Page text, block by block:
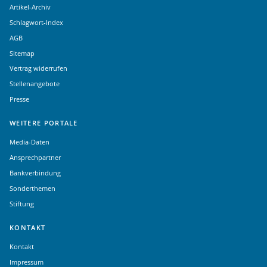
Artikel-Archiv
Schlagwort-Index
AGB
Sitemap
Vertrag widerrufen
Stellenangebote
Presse
WEITERE PORTALE
Media-Daten
Ansprechpartner
Bankverbindung
Sonderthemen
Stiftung
KONTAKT
Kontakt
Impressum